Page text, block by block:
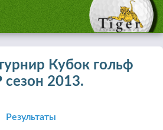
Кубок гольф
2013.
Результаты